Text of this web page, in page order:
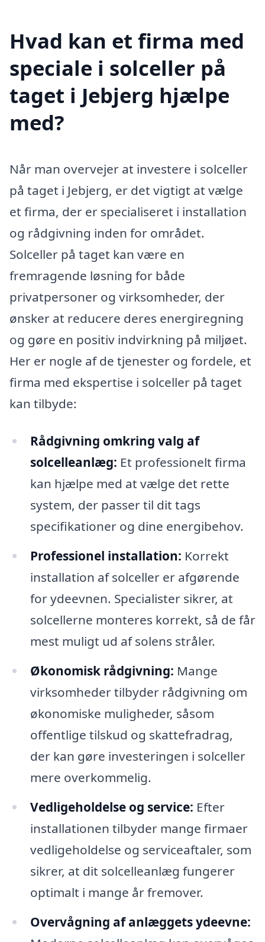
Hvad kan et firma med
speciale i solceller på
taget i Jebjerg hjælpe
med?
Når man overvejer at investere i solceller
på taget i Jebjerg, er det vigtigt at vælge
et firma, der er specialiseret i installation
og rådgivning inden for området.
Solceller på taget kan være en
fremragende løsning for både
privatpersoner og virksomheder, der
ønsker at reducere deres energiregning
og gøre en positiv indvirkning på miljøet.
Her er nogle af de tjenester og fordele, et
firma med ekspertise i solceller på taget
kan tilbyde:
Rådgivning omkring valg af
solcelleanlæg: Et professionelt firma
kan hjælpe med at vælge det rette
system, der passer til dit tags
specifikationer og dine energibehov.
Professionel installation: Korrekt
installation af solceller er afgørende
for ydeevnen. Specialister sikrer, at
solcellerne monteres korrekt, så de får
mest muligt ud af solens stråler.
Økonomisk rådgivning: Mange
virksomheder tilbyder rådgivning om
økonomiske muligheder, såsom
offentlige tilskud og skattefradrag,
der kan gøre investeringen i solceller
mere overkommelig.
Vedligeholdelse og service: Efter
installationen tilbyder mange firmaer
vedligeholdelse og serviceaftaler, som
sikrer, at dit solcelleanlæg fungerer
optimalt i mange år fremover.
Overvågning af anlæggets ydeevne: